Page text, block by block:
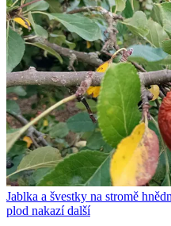
Jablka a švestky na stromě
plod nakazí další